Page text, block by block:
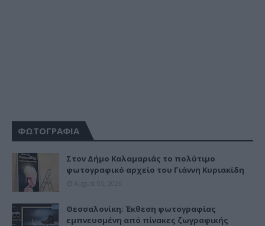
ΦΩΤΟΓΡΑΦΙΑ
Στον Δήμο Καλαμαριάς το πολύτιμο
φωτογραφικό αρχείο του Γιάννη Κυριακίδη
Θεσσαλονίκη: Έκθεση φωτογραφίας
εμπνευσμένη από πίνακες ζωγραφικής